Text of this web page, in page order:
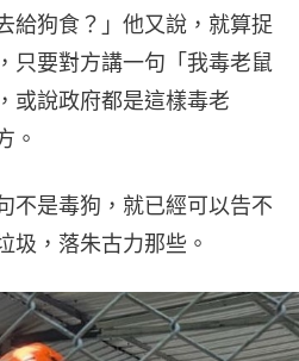
給狗食？」他又說，就算捉
只要對方講一句「我毒老鼠
或說政府都是這樣毒老
。
不是毒狗，就已經可以告不
圾，落朱古力那些。